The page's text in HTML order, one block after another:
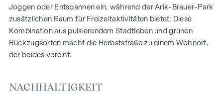
ZUHAUSE ANKOMMEN
In der Herbststraße erwartet Sie ein einzigartiges
Wohngefühl, das Design und Geborgenheit auf
außergewöhnliche Weise vereint. Die hochwertige
stilvolles, modernes Leben abgestimmt. Edle Parkettböden
Joggen oder Entspannen ein, während der Arik-Brauer-Park
zusätzlichen Raum für Freizeitaktivitäten bietet. Diese
Kombination aus pulsierendem Stadtleben und grünen
Rückzugsorten macht die Herbststraße zu einem Wohnort,
der beides vereint.
NACHHALTIGKEIT